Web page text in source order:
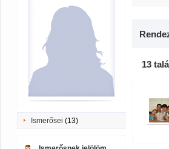
Ismerősei (13)
13